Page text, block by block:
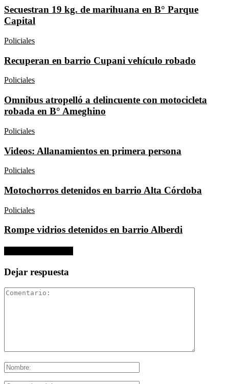
Secuestran 19 kg. de marihuana en B° Parque
Capital
Policiales
Recuperan en barrio Cupani vehículo robado
Policiales
Omnibus atropelló a delincuente con motocicleta
robada en B° Ameghino
Policiales
Videos: Allanamientos en primera persona
Policiales
Motochorros detenidos en barrio Alta Córdoba
Policiales
Rompe vidrios detenidos en barrio Alberdi
Dejar respuesta